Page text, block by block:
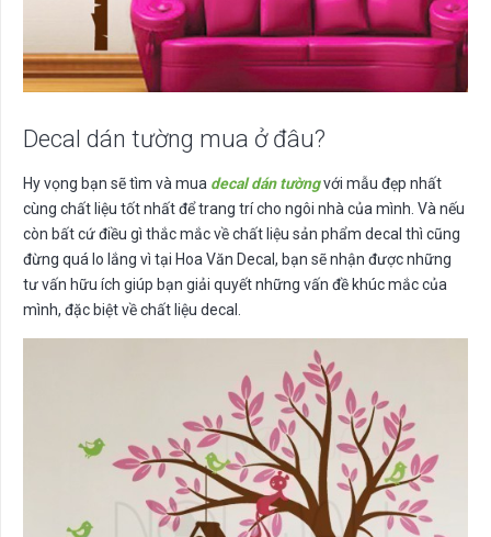
Decal dán tường mua ở đâu?
Hy vọng bạn sẽ tìm và mua decal dán tườngvới mẫu đẹp nhất
cùng chất liệu tốt nhất để trang trí cho ngôi nhà của mình. Và nếu
còn bất cứ điều gì thắc mắc về chất liệu sản phẩm decal thì cũng
đừng quá lo lắng vì tại Hoa Văn Decal, bạn sẽ nhận được những
tư vấn hữu ích giúp bạn giải quyết những vấn đề khúc mắc của
mình, đặc biệt về chất liệu decal.